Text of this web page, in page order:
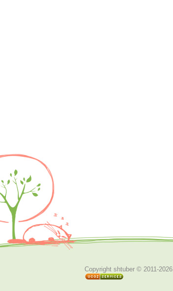
Copyright shtuber © 2011-2026